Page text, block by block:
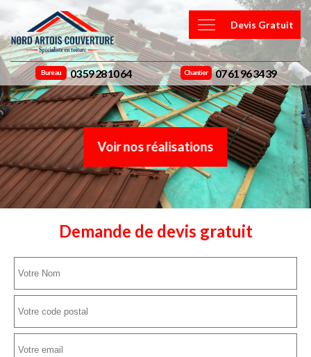
Devis Gratuit
Bureau 03 59 28 10 64 Chantier 07 61 96 34 39
Voir nos réalisations
Demande de devis gratuit